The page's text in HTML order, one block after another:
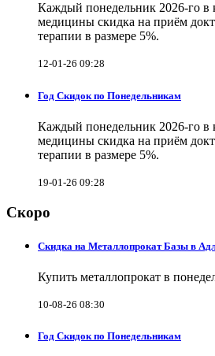
Каждый понедельник 2026-го в
медицины скидка на приём
терапии в размере 5%.
12-01-26 09:28
Год Скидок по Понедельникам
Каждый понедельник 2026-го в
медицины скидка на приём
терапии в размере 5%.
19-01-26 09:28
Скоро
Скидка на Металлопрокат Базы в
Купить металлопрокат в
10-08-26 08:30
Год Скидок по Понедельникам